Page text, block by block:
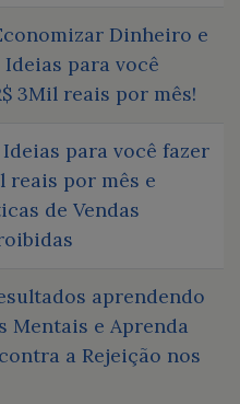
Dinheiro e
Ideias para você
3Mil reais por mês!
Ideias para você fazer
reais por mês e
de Vendas
aprendendo
Mentais e Aprenda
a Rejeição nos